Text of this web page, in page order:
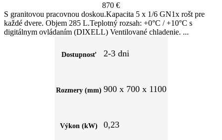
870 €
S granitovou pracovnou doskou.Kapacita 5 x 1/6 GN1x rošt pre
každé dvere. Objem 285 L.Teplotný rozsah: +0°C / +10°C s
digitálnym ovládaním (DIXELL) Ventilované chladenie.
Dostupnosť 2-3 dni
Rozmery (mm) 900 x 700 x 1100
Výkon (kW) 0,23